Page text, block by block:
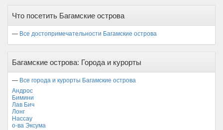
Ноябрь
Что посетить Багамские острова
— Все достопримечательности Багамские острова
Багамские острова: Города и курорты
— Все города и курорты Багамские острова
Андрос
Бимини
Лав Бич
Лонг
Нассау
о-ва Эксума